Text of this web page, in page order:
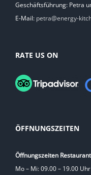
Geschäftsführung: Petra
E-Mail: petra@energy-
RATE US ON
ÖFFNUNGSZEITEN
Öffnungszeiten Restaurant
Mo – Mi: 09.00 – 19.00 Uhr